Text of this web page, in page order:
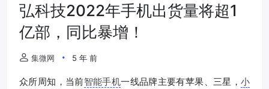
弘科技2022年手机出货量将超1
亿部，同比暴增！
集微网 5 年 前
众所周知，当前智能手机一线品牌主要有苹果、三星， 小